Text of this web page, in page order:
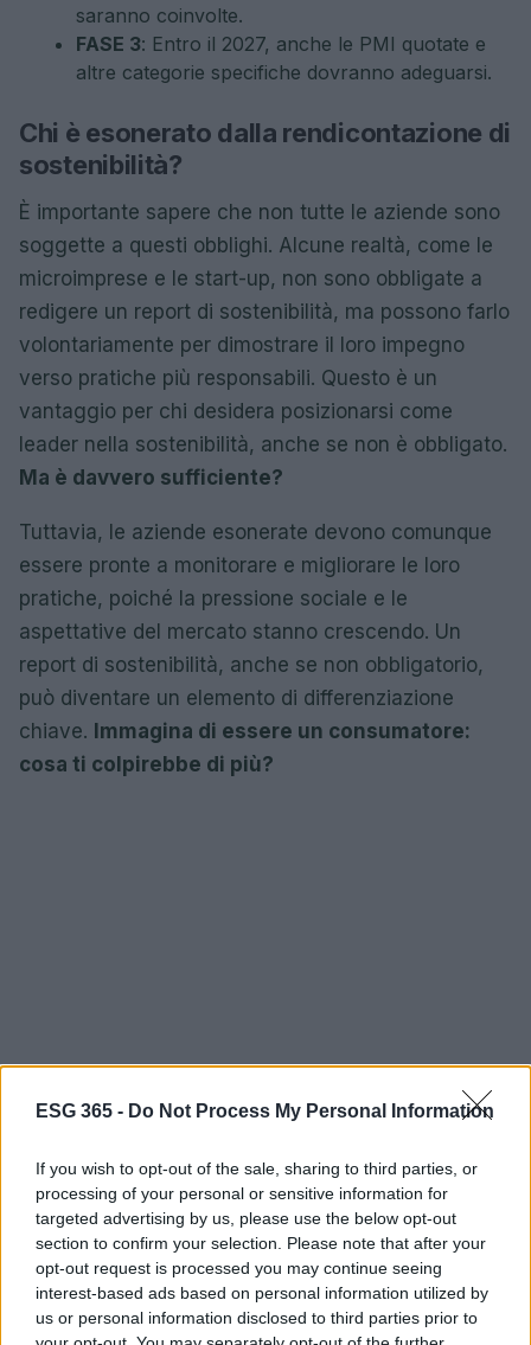
ESG 365 - Do Not Process My Personal Information
If you wish to opt-out of the sale, sharing to third parties, or
processing of your personal or sensitive information for
targeted advertising by us, please use the below opt-out
section to confirm your selection. Please note that after your
opt-out request is processed you may continue seeing
interest-based ads based on personal information utilized by
us or personal information disclosed to third parties prior to
saranno coinvolte.
FASE 3: Entro il 2027, anche le PMI quotate e
altre categorie specifiche dovranno adeguarsi.
Chi è esonerato dalla rendicontazione di
sostenibilità?
È importante sapere che non tutte le aziende sono
soggette a questi obblighi. Alcune realtà, come le
microimprese e le start-up, non sono obbligate a
redigere un report di sostenibilità, ma possono farlo
volontariamente per dimostrare il loro impegno
verso pratiche più responsabili. Questo è un
vantaggio per chi desidera posizionarsi come
leader nella sostenibilità, anche se non è obbligato.
Ma è davvero sufficiente?
Tuttavia, le aziende esonerate devono comunque
essere pronte a monitorare e migliorare le loro
pratiche, poiché la pressione sociale e le
aspettative del mercato stanno crescendo. Un
report di sostenibilità, anche se non obbligatorio,
può diventare un elemento di differenziazione
chiave. Immagina di essere un consumatore:
cosa ti colpirebbe di più?
In conclusione, la rendicontazione di sostenibilità è
destinata a diventare un aspetto fondamentale del
business moderno. Con il 2025 che si avvicina
rapidamente, è essenziale che le aziende inizino a